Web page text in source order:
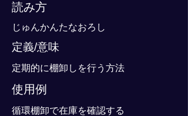
読み方
じゅんかんたなおろし
定義/意味
定期的に棚卸しを行う方法
使用例
循環棚卸で在庫を確認する